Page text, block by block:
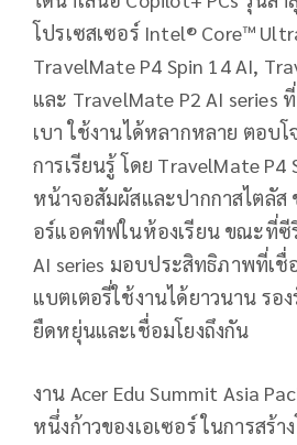
โปรเซสเซอร์ Intel® Core™
TravelMate P4 Spin 14 AI,
และ TravelMate P2 AI
เบา ใช้งานได้หลากหลาย ตอบ
การเรียนรู้ โดย TravelMate P4
หน้าจอสัมผัสและปากกาสไตลัส
อร์แอคทีฟในห้องเรียน ขณะที่ซี
AI series มอบประสิทธิภาพที่เชื่
แบตเตอรี่ใช้งานได้ยาวนาน รอ
ยืดหยุ่นและเชื่อมโยงถึงกัน
งาน Acer Edu Summit Asia
หนึ่งก้าวของเอเซอร์ ในการสร้า